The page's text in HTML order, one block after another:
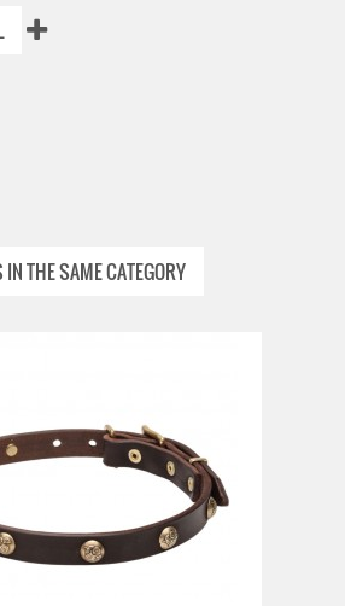
THE SAME CATEGORY